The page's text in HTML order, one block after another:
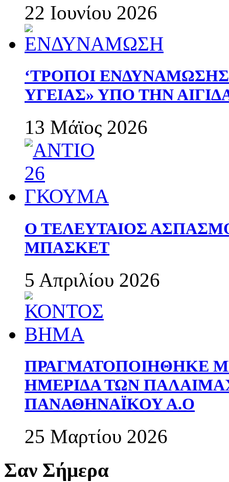
22 Ιουνίου 2026
‘ΤΡΟΠΟΙ
ΥΓΕΙΑΣ» ΥΠΟ ΤΗΝ
13 Μάϊος 2026
Ο ΤΕΛΕΥΤΑΙΟΣ
ΜΠΑΣΚΕΤ
5 Απριλίου 2026
ΠΡΑΓΜΑΤΟΠΟΙΗΘΗΚΕ
ΗΜΕΡΙΔΑ ΤΩΝ
ΠΑΝΑΘΗΝΑΪΚΟΥ Α.Ο
25 Μαρτίου 2026
Σαν Σήμερα